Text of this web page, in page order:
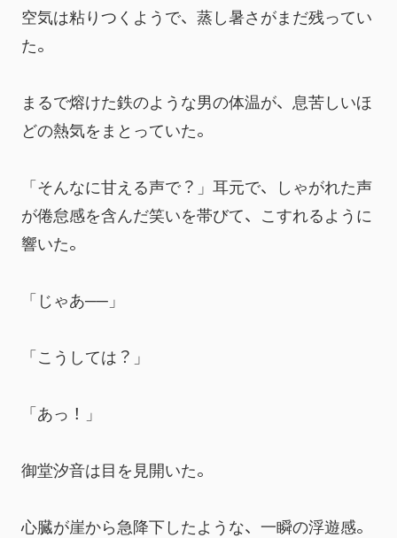
空気は粘りつくようで、蒸し暑さがまだ残ってい
た。
まるで熔けた鉄のような男の体温が、息苦しいほ
どの熱気をまとっていた。
「そんなに甘える声で？」耳元で、しゃがれた声
が倦怠感を含んだ笑いを帯びて、こすれるように
響いた。
「じゃあ──」
「こうしては？」
「あっ！」
御堂汐音は目を見開いた。
心臓が崖から急降下したような、一瞬の浮遊感。